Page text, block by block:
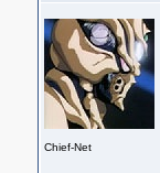
Chief-Net